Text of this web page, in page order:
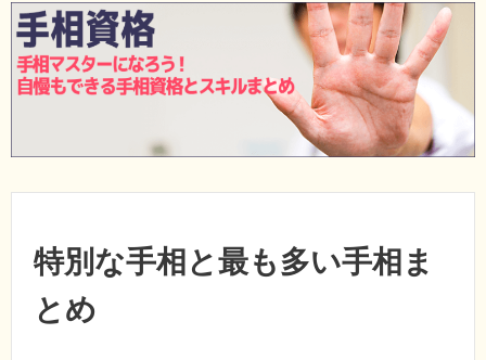
特別な手相と最も多い手相ま
とめ